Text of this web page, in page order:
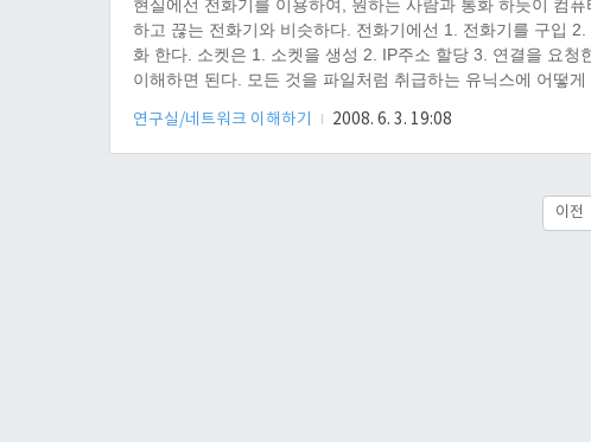
현실에선 전화기를 이용하여, 원하는 사람과 통화 하듯이 컴
하고 끊는 전화기와 비슷하다. 전화기에선 1. 전화기를 구입
화 한다. 소켓은 1. 소켓을 생성 2. IP주소 할당 3. 연결을 요
이해하면 된다. 모든 것을 파일처럼 취급하는 유닉스에 어떻
다. 3. 라이브러리 소켓..
연구실/네트워크 이해하기 2008. 6. 3. 19:08
이전